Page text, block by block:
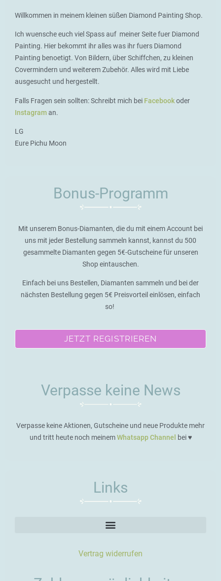
Willkommen in meinem kleinen süßen Diamond Painting Shop.
Ich wuensche euch viel Spass auf meiner Seite fuer Diamond
Painting. Hier bekommt ihr alles was ihr fuers Diamond
Painting benoetigt. Von Bildern, über Schiffchen, zu kleinen
Covermindern und weiterem Zubehör. Alles wird mit Liebe
ausgesucht und hergestellt.
Falls Fragen sein sollten: Schreibt mich bei Facebookoder
Instagraman.
LG
Eure Pichu Moon
Bonus-Programm
Mit unserem Bonus-Diamanten, die du mit einem Account bei
uns mit jeder Bestellung sammeln kannst, kannst du 500
gesammelte Diamanten gegen 5€-Gutscheine für unseren
Shop eintauschen.
Einfach bei uns Bestellen, Diamanten sammeln und bei der
nächsten Bestellung gegen 5€ Preisvorteil einlösen, einfach
so!
JETZT REGISTRIEREN
Verpasse keine News
Verpasse keine Aktionen, Gutscheine und neue Produkte mehr
und tritt heute noch meinemWhatsapp Channel bei ♥️
Links
Vertrag widerrufen